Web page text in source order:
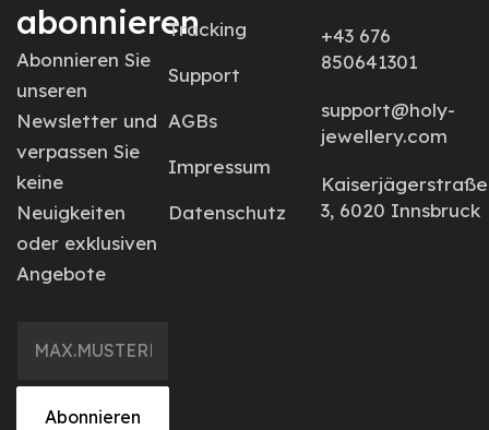
abonnieren
Abonnieren Sie
unseren
Newsletter und
verpassen Sie
keine
Neuigkeiten
oder exklusiven
Angebote
Abonnieren
Tracking
Support
AGBs
Impressum
Datenschutz
+43 676
850641301
support@holy-
jewellery.com
Kaiserjägerstraße
3, 6020 Innsbruck